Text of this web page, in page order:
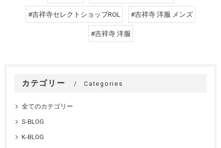
#吉祥寺セレクトショップROL #吉祥寺 洋服 メンズ
#吉祥寺 洋服
カテゴリー Categories
全てのカテゴリー
S-BLOG
K-BLOG